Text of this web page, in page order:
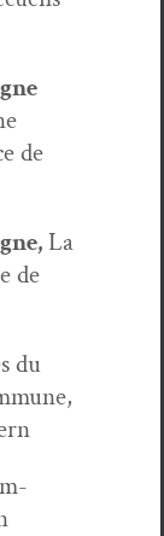
de
La
de
du